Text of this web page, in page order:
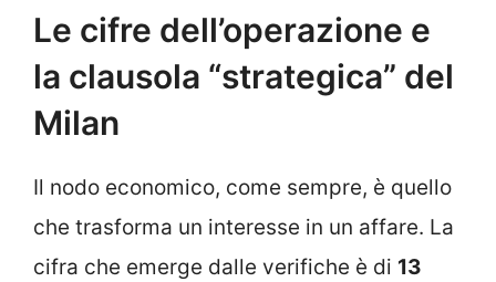
Le cifre dell’operazione e
la clausola “strategica” del
Milan
Il nodo economico, come sempre, è quello
che trasforma un interesse in un affare. La
cifra che emerge dalle verifiche è di 13